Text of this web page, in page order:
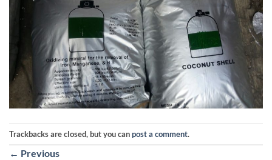
Trackbacks are closed, but you canpost a comment.
← Previous